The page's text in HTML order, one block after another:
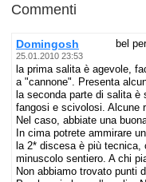
Commenti
Domingosh
25.01.2010 23:53
bel
la prima salita è agevole,
a "cannone". Presenta
la seconda parte di salita è
fangosi e scivolosi. Alcune
Nel caso, abbiate una
In cima potrete ammirare
la 2* discesa è più tecnica,
minuscolo sentiero. A chi
Non abbiamo trovato punti